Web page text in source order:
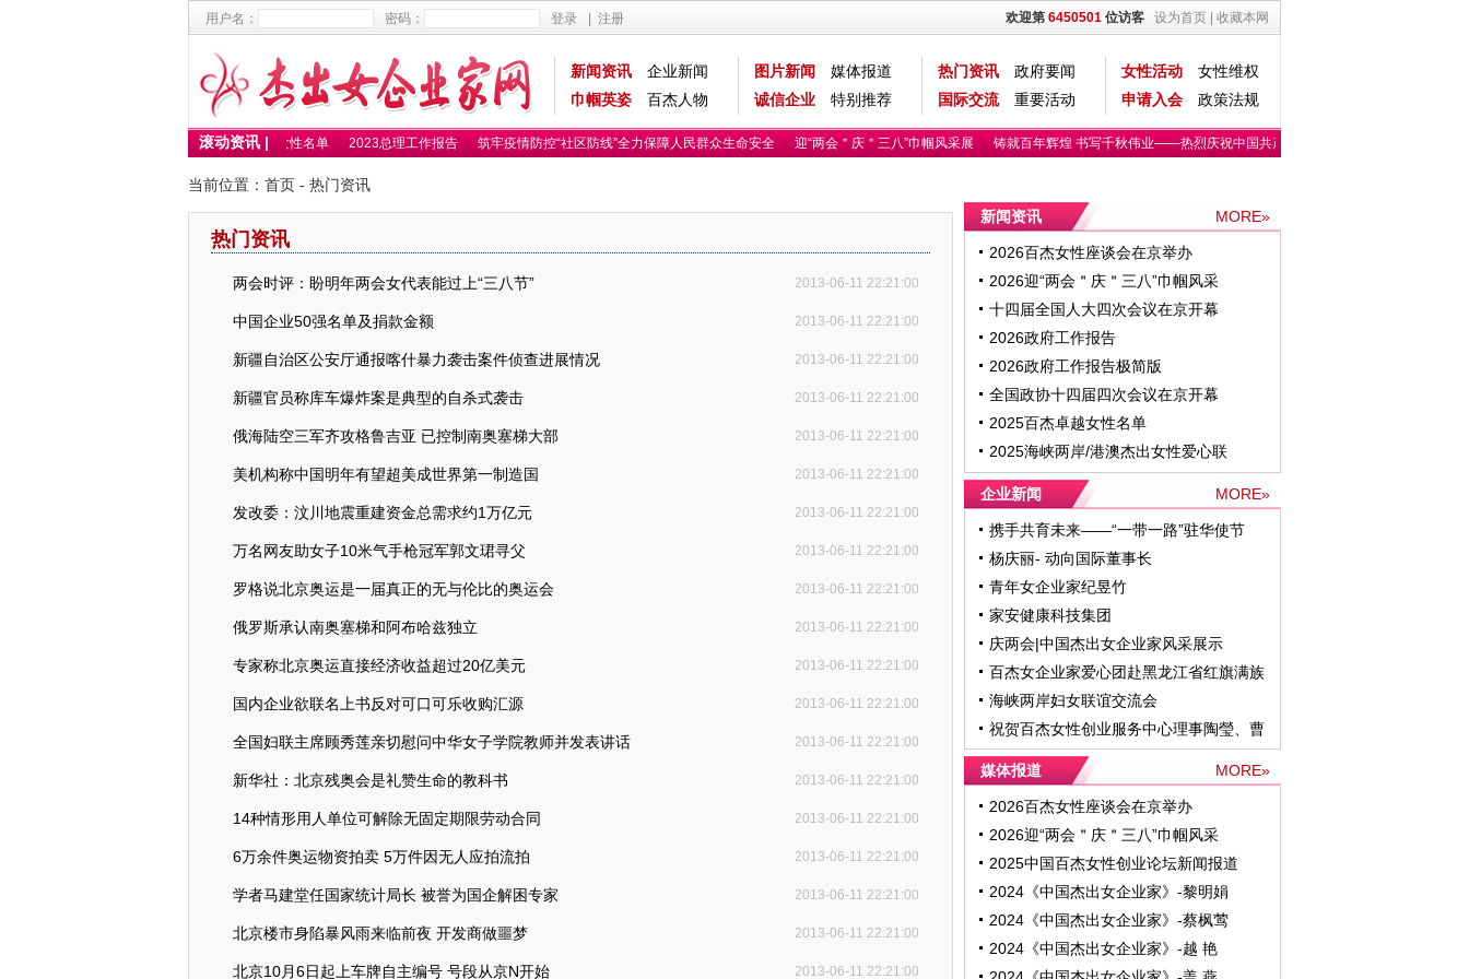
用户名： 密码： 登录 注册 欢迎第 6450501 位访客 设为首页 收藏本网
新闻资讯
企业新闻
巾帼英姿
百杰人物
图片新闻
媒体报道
诚信企业
特别推荐
热门资讯
政府要闻
国际交流
重要活动
女性活动
女性维权
申请入会
政策法规
滚动资讯 |
2025百杰卓越女性名单 2023总理工作报告 筑牢疫情防控“社区防线”全力保障人民群众生命安全 迎“两会＂庆＂三八”巾帼风采展 铸就百年辉煌 书写千秋伟业——热烈庆祝中国共产党成立一百周年
当前位置： 首页 - 热门资讯
热门资讯
两会时评：盼明年两会女代表能过上“三八节” 2013-06-11 22:21:00
中国企业50强名单及捐款金额 2013-06-11 22:21:00
新疆自治区公安厅通报喀什暴力袭击案件侦查进展情况 2013-06-11 22:21:00
新疆官员称库车爆炸案是典型的自杀式袭击 2013-06-11 22:21:00
俄海陆空三军齐攻格鲁吉亚 已控制南奥塞梯大部 2013-06-11 22:21:00
美机构称中国明年有望超美成世界第一制造国 2013-06-11 22:21:00
发改委：汶川地震重建资金总需求约1万亿元 2013-06-11 22:21:00
万名网友助女子10米气手枪冠军郭文珺寻父 2013-06-11 22:21:00
罗格说北京奥运是一届真正的无与伦比的奥运会 2013-06-11 22:21:00
俄罗斯承认南奥塞梯和阿布哈兹独立 2013-06-11 22:21:00
专家称北京奥运直接经济收益超过20亿美元 2013-06-11 22:21:00
国内企业欲联名上书反对可口可乐收购汇源 2013-06-11 22:21:00
全国妇联主席顾秀莲亲切慰问中华女子学院教师并发表讲话 2013-06-11 22:21:00
新华社：北京残奥会是礼赞生命的教科书 2013-06-11 22:21:00
14种情形用人单位可解除无固定期限劳动合同 2013-06-11 22:21:00
6万余件奥运物资拍卖 5万件因无人应拍流拍 2013-06-11 22:21:00
学者马建堂任国家统计局长 被誉为国企解困专家 2013-06-11 22:21:00
北京楼市身陷暴风雨来临前夜 开发商做噩梦 2013-06-11 22:21:00
北京10月6日起上车牌自主编号 号段从京N开始 2013-06-11 22:21:00
新闻资讯 MORE»
2026百杰女性座谈会在京举办
2026迎“两会＂庆＂三八”巾帼风采
十四届全国人大四次会议在京开幕
2026政府工作报告
2026政府工作报告极简版
全国政协十四届四次会议在京开幕
2025百杰卓越女性名单
2025海峡两岸/港澳杰出女性爱心联
企业新闻 MORE»
携手共育未来——“一带一路”驻华使节
杨庆丽- 动向国际董事长
青年女企业家纪昱竹
家安健康科技集团
庆两会|中国杰出女企业家风采展示
百杰女企业家爱心团赴黑龙江省红旗满族
海峡两岸妇女联谊交流会
祝贺百杰女性创业服务中心理事陶瑩、曹
媒体报道 MORE»
2026百杰女性座谈会在京举办
2026迎“两会＂庆＂三八”巾帼风采
2025中国百杰女性创业论坛新闻报道
2024《中国杰出女企业家》-黎明娟
2024《中国杰出女企业家》-蔡枫莺
2024《中国杰出女企业家》-越 艳